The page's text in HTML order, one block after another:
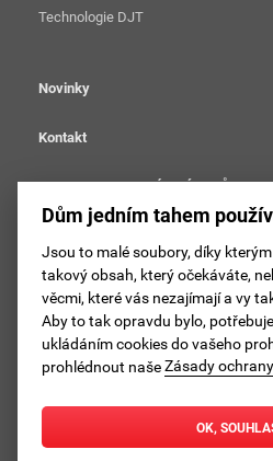
Technologie DJT
Novinky
Kontakt
OCHRANA OSOBNÍCH ÚDAJŮ
Nastavení cookies
Sledujte DJT na facebooku
Sledujte DJT na instagramu
Dům jedním tahem
Jsou to malé soubory, díky
takový obsah, který očekáváte,
věcmi, které vás nezajímají a vy
Aby to tak opravdu bylo,
ukládáním cookies do vašeho
prohlédnout našeZásady
OK,